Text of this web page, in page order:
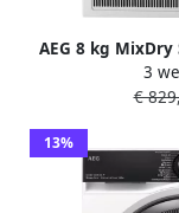
AEG 8 kg MixDry
64 db 750 W 3
€
13%